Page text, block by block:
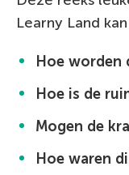
Learny Land
Hoe worden
Hoe is de
Mogen de
Hoe waren